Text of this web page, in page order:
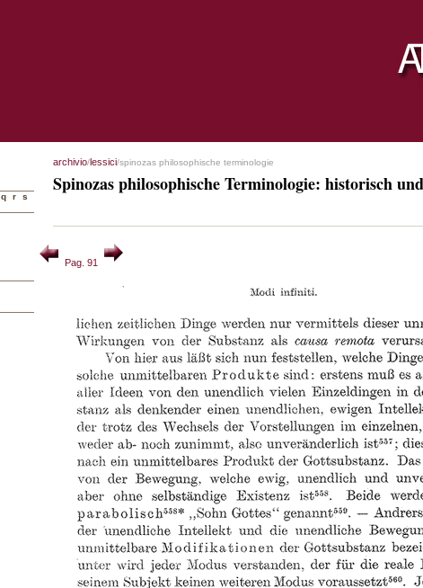
q r
s
archivio/lessici/spinozas philosophische terminologie
Spinozas philosophische Terminologie: historisch
Pag. 91